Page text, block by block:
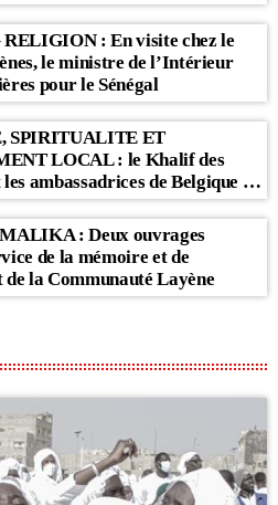
: En visite chez le
le ministre de l’Intérieur
pour le Sénégal
SPIRITUALITE ET
LOCAL : le Khalif des
ambassadrices de Belgique et
: Deux ouvrages
de la mémoire et de
de la Communauté Layène